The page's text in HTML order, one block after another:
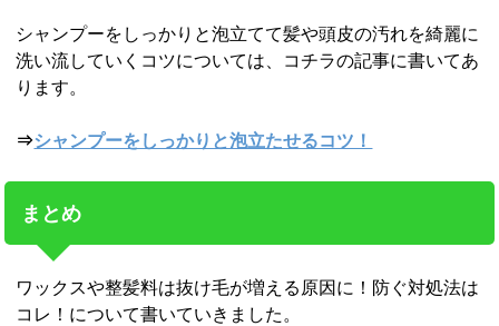
シャンプーをしっかりと泡立てて髪や頭皮の汚れを綺麗に
洗い流していくコツについては、コチラの記事に書いてあ
ります。
⇒シャンプーをしっかりと泡立たせるコツ！
まとめ
ワックスや整髪料は抜け毛が増える原因に！防ぐ対処法は
コレ！について書いていきました。